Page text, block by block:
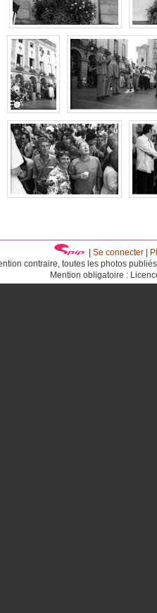
Se connecter|
contraire, toutes les photos
Mention obligatoire :